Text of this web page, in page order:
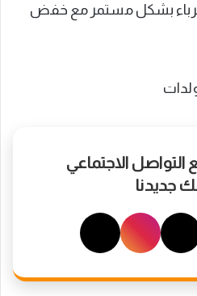
بشكل مستمر مع خفض
التواصل الاجتماعي
جديدنا